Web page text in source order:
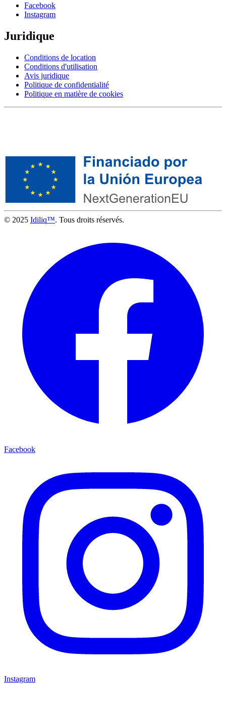
Facebook
Instagram
Juridique
Conditions de location
Conditions d'utilisation
Avis juridique
Politique de confidentialité
Politique en matière de cookies
© 2025 Idiliq™. Tous droits réservés.
Facebook
Instagram